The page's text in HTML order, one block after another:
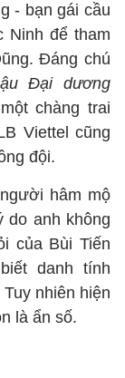
- bạn gái cầu
Ninh để tham
Đáng chú
Đại dương
chàng trai
Viettel cũng
đội.
hâm mộ
do anh không
của Bùi Tiến
danh tính
nhiên hiện
là ẩn số.